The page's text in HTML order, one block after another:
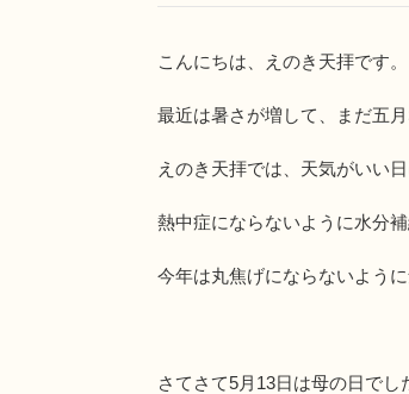
こんにちは、えのき天拝です。
最近は暑さが増して、まだ五
えのき天拝では、天気がいい
熱中症にならないように水分
今年は丸焦げにならないよう
さてさて5月13日は母の日でし